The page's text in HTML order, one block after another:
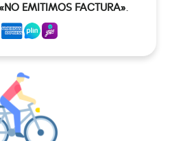
EMITIMOS FACTURA».